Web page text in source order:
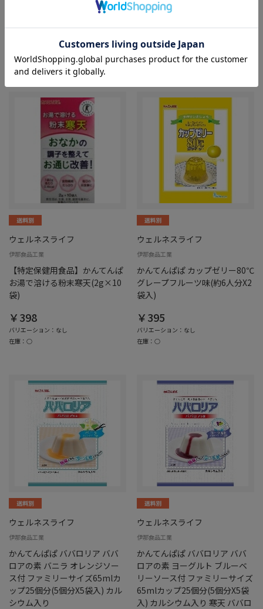
パイン味(約6人分X5袋入)3個
バリエーション：なし
在庫：○
8人分 160g マンゴソース付
バリエーション：なし
在庫：○
ウェルネスライフ
伊那食品工業
【特定保健用食品】かんてんぱ
お湯で溶ける粉末寒天(2g×10
袋)
￥398
バリエーション：なし
在庫：○
ウェルネスライフ
伊那食品工業
かんてんぱぱ カップゼリー80℃
グレープフルーツ味(約6人分X2
袋入)
￥395
バリエーション：なし
在庫：○
ウェルネスライフ
伊那食品工業
かんてんぱぱ ババロリア ババ
ロアの素 バニラ オレンジソー
ス付 ファミリーサイズ65mlカ
ップ25個分(5個分X5袋入) カル
シウム入り
ウェルネスライフ
伊那食品工業
かんてんぱぱ ババロリア ババ
ロアの素 ヨーグルト ブルーベ
リーソース付 ファミリーサイズ
65mlカップ25個分(5個分X5袋
入) カルシウム入り 寒天 ババロ